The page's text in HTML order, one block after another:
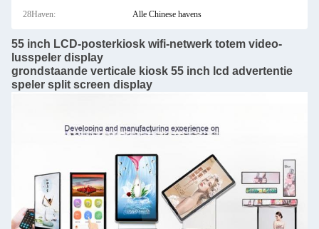
28Haven: Alle Chinese havens
55 inch LCD-posterkiosk wifi-netwerk totem video-
lusspeler display
grondstaande verticale kiosk 55 inch lcd advertentie
speler split screen display